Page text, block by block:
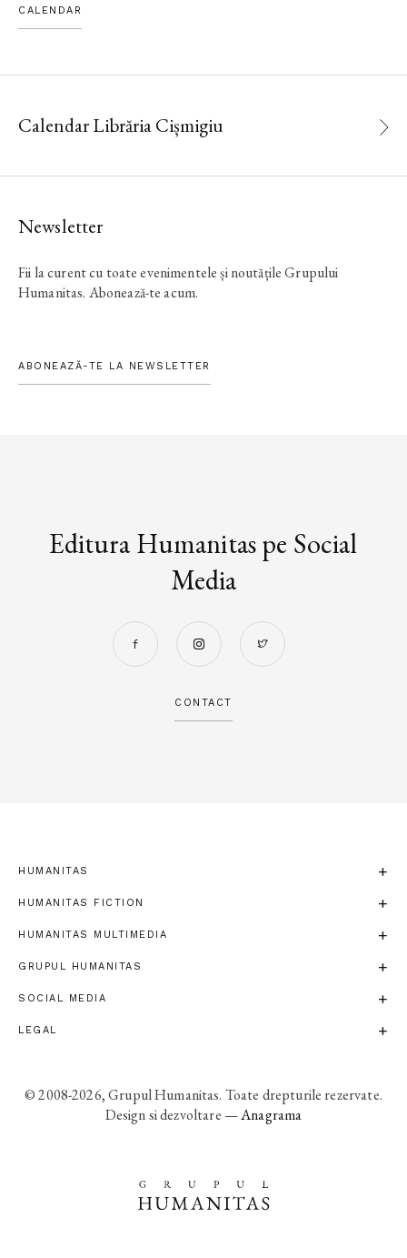
CALENDAR
Calendar Librăria Cișmigiu
Newsletter
Fii la curent cu toate evenimentele și noutățile Grupului
Humanitas. Abonează-te acum.
ABONEAZĂ-TE LA NEWSLETTER
Editura Humanitas pe Social
Media
CONTACT
HUMANITAS
HUMANITAS FICTION
HUMANITAS MULTIMEDIA
GRUPUL HUMANITAS
SOCIAL MEDIA
LEGAL
© 2008-2026, Grupul Humanitas. Toate drepturile rezervate.
Design si dezvoltare —Anagrama